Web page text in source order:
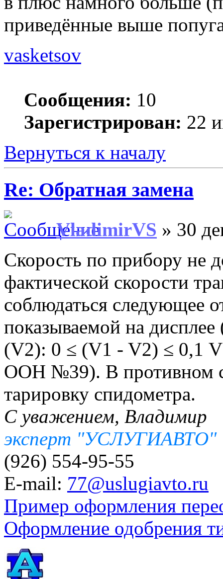
приведённые выше
vasketsov
Сообщения: 10
Зарегистрирован: 22
Вернуться к началу
Re: Обратная замена
VladimirVS » 30
Скорость по прибору не
фактической скорости
соблюдаться следующее
показываемой на
(V2): 0 ≤ (V1 - V2) ≤ 0,1
ООН №39). В противном
тарировку спидометра.
С уважением, Владимир
эксперт "УСЛУГИАВТО"
(926) 554-95-55
E-mail: 77@uslugiavto.ru
Пример оформления
Оформление одобрения